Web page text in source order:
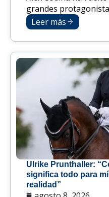
grandes
Leer más
Ulrike Prunthaller:
significa todo para
realidad”